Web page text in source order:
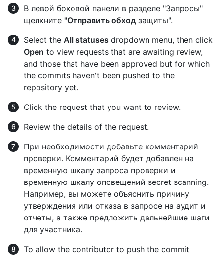
В левой боковой панели в разделе "Запросы"
щелкните "Отправить обход защиты".
Select the All statuses dropdown menu, then click
Open to view requests that are awaiting review,
and those that have been approved but for which
the commits haven't been pushed to the
repository yet.
Click the request that you want to review.
Review the details of the request.
При необходимости добавьте комментарий
проверки. Комментарий будет добавлен на
временную шкалу запроса проверки и
временную шкалу оповещений secret scanning.
Например, вы можете объяснить причину
утверждения или отказа в запросе на аудит и
отчеты, а также предложить дальнейшие шаги
для участника.
To allow the contributor to push the commit